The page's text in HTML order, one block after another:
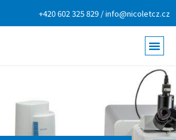
+420 602 325 829 / info@nicoletcz.cz